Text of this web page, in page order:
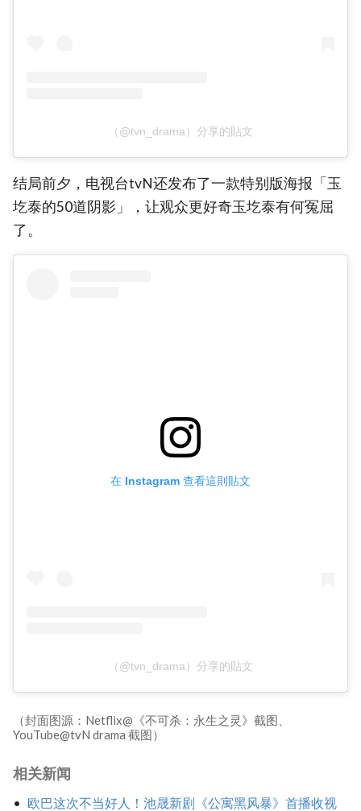
（@tvn_drama）分享的貼文
结局前夕，电视台tvN还发布了一款特别版海报「玉
圪泰的50道阴影」，让观众更好奇玉圪泰有何冤屈
了。
在 Instagram 查看這則貼文
（@tvn_drama）分享的貼文
（封面图源：Netflix@《不可杀：永生之灵》截图、
YouTube@tvN drama 截图）
相关新闻
欧巴这次不当好人！池晟新剧《公寓黑风暴》首播收视